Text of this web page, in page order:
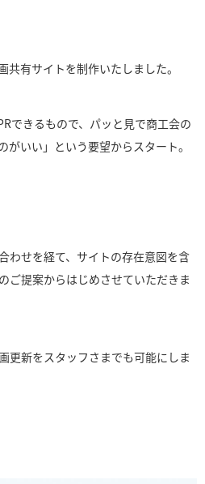
有サイトを制作いたしました。
できるもので、パッと見で商工会の
がいい」という要望からスタート。
わせを経て、サイトの存在意図を含
ご提案からはじめさせていただきま
更新をスタッフさまでも可能にしま